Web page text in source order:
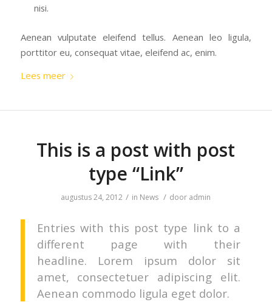
nisi.
Aenean vulputate eleifend tellus. Aenean leo ligula,
porttitor eu, consequat vitae, eleifend ac, enim.
Lees meer
This is a post with post
type “Link”
augustus 24, 2012 / in News / door admin
Entries with this post type link to a
different page with their
headline. Lorem ipsum dolor sit
amet, consectetuer adipiscing elit.
Aenean commodo ligula eget dolor.